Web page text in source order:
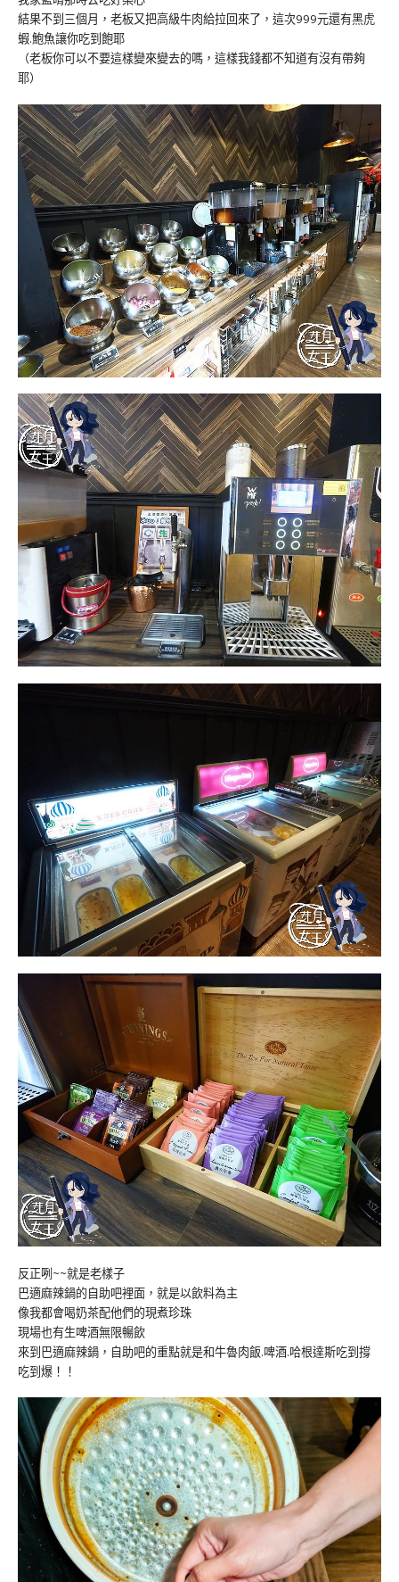
結果不到三個月，老板又把高級牛肉給拉回來了，這次999元還有黑虎
蝦.鮑魚讓你吃到飽耶
（老板你可以不要這樣變來變去的嗎，這樣我錢都不知道有沒有帶夠
耶）
反正咧~~就是老樣子
巴適麻辣鍋的自助吧裡面，就是以飲料為主
像我都會喝奶茶配他們的現煮珍珠
現場也有生啤酒無限暢飲
來到巴適麻辣鍋，自助吧的重點就是和牛魯肉飯.啤酒.哈根達斯吃到撐
吃到爆！！